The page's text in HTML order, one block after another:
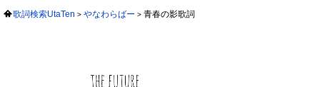
歌詞検索UtaTen やなわらばー 青春の影歌詞